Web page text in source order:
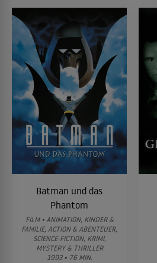
Batman und das
Phantom
FILM • ANIMATION, KINDER &
FAMILIE, ACTION & ABENTEUER,
SCIENCE-FICTION, KRIMI,
MYSTERY & THRILLER
1993 • 76 MIN.